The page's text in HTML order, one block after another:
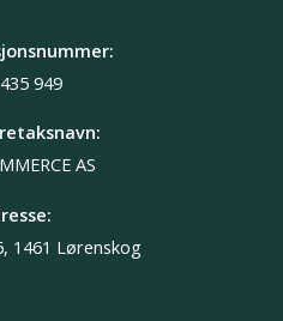
949
AS
1461 Lørenskog